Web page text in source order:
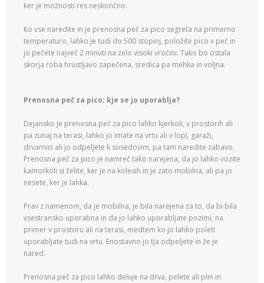
ker je možnosti res neskončno.
Ko vse naredite in je prenosna peč za pico segreta na primerno
temperaturo, lahko je tudi do 500 stopinj, položite pico v peč in
jo pečete največ 2 minuti na zelo visoki vročini. Tako bo ostala
skorja roba hrustljavo zapečena, sredica pa mehka in voljna.
Prenosna peč za pico; kje se jo uporablja?
Dejansko je prenosna peč za pico lahko kjerkoli, v prostorih ali
pa zunaj na terasi, lahko jo imate na vrtu ali v lopi, garaži,
drvarnici ali jo odpeljete k sosedovim, pa tam naredite zabavo.
Prenosna peč za pico je namreč tako narejena, da jo lahko vozite
kamorkoli si želite, ker je na kolesih in je zato mobilna, ali pa jo
nesete, ker je lahka.
Prav z namenom, da je mobilna, je bila narejena za to, da bi bila
vsestransko uporabna in da jo lahko uporabljate pozimi, na
primer v prostoru ali na terasi, medtem ko jo lahko poleti
uporabljate tudi na vrtu. Enostavno jo tja odpeljete in že je
nared.
Prenosna peč za pico lahko deluje na drva, pelete ali plin in